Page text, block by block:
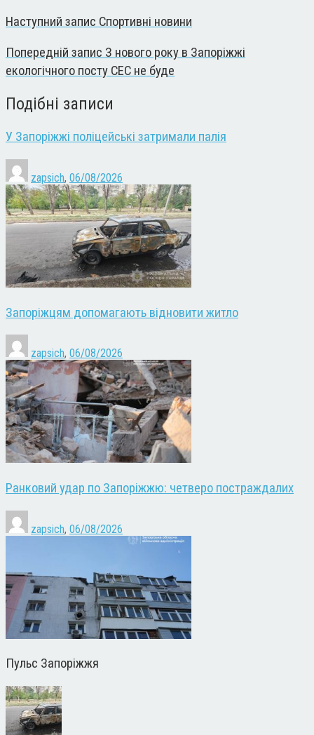
Наступний запис Спортивні новини
Попередній запис З нового року в Запоріжжі
екологічного посту СЕС не буде
Подібні записи
У Запоріжжі поліцейські затримали палія
zapsich, 06/08/2026
Запоріжцям допомагають відновити житло
zapsich, 06/08/2026
Ранковий удар по Запоріжжю: четверо постраждалих
zapsich, 06/08/2026
Пульс Запоріжжя